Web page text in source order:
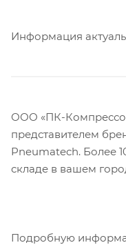
Информация
ООО «ПК-
представителем
Pneumatech. Более
складе в вашем
Подробную